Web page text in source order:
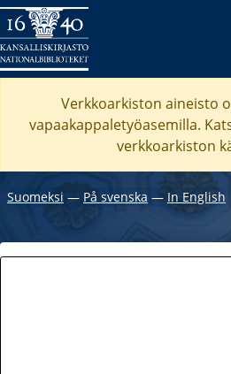
Verkkoarkiston aineisto
vapaakappaletyöasemilla.
verkkoarkiston
Suomeksi ― På svenska ― In English